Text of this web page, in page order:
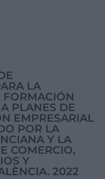
LA
FORMACIÓN
PLANES DE
EMPRESARIAL
POR LA
Y LA
COMERCIO,
Y
2022